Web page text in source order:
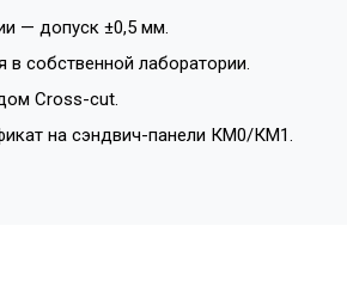
— допуск ±0,5 мм.
в собственной лаборатории.
Cross-cut.
на сэндвич-панели КМ0/КМ1.